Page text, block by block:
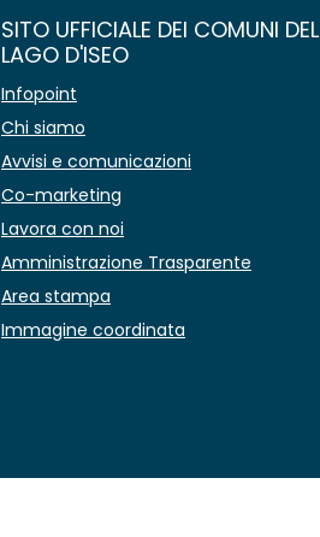
SITO UFFICIALE DEI COMUNI DEL
LAGO D'ISEO
Infopoint
Chi siamo
Avvisi e comunicazioni
Co-marketing
Lavora con noi
Amministrazione Trasparente
Area stampa
Immagine coordinata